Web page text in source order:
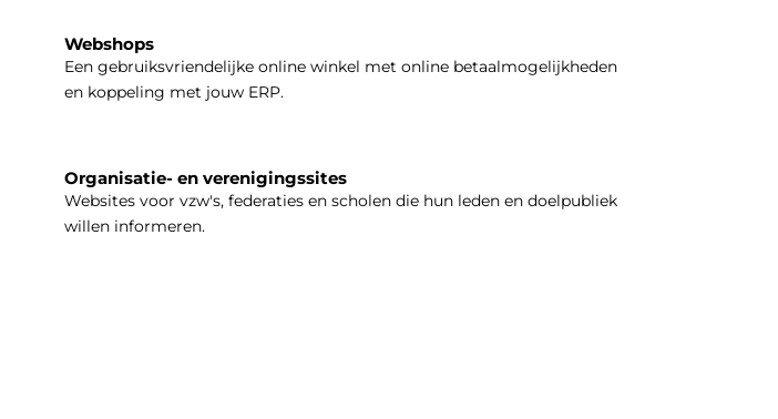
Webshops
Een gebruiksvriendelijke online winkel met online betaalmogelijkheden
en koppeling met jouw ERP.
Organisatie- en verenigingssites
Websites voor vzw's, federaties en scholen die hun leden en doelpubliek
willen informeren.